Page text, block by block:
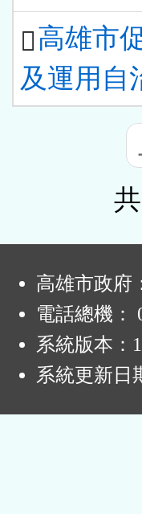
高雄市
及運用自
高雄市政府
電話總機：
系統版本：
系統更新日